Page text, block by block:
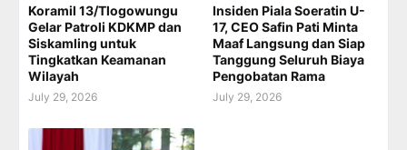
Koramil 13/Tlogowungu
Gelar Patroli KDKMP dan
Siskamling untuk
Tingkatkan Keamanan
Wilayah
July 29, 2026
Insiden Piala Soeratin U-
17, CEO Safin Pati Minta
Maaf Langsung dan Siap
Tanggung Seluruh Biaya
Pengobatan Rama
July 29, 2026